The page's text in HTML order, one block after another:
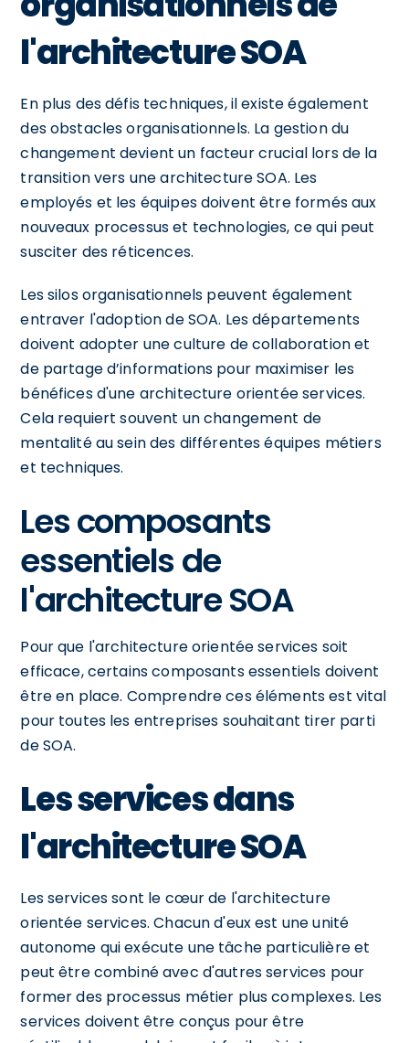
l'architecture SOA
En plus des défis techniques, il existe également
des obstacles organisationnels. La gestion du
changement devient un facteur crucial lors de la
transition vers une architecture SOA. Les
employés et les équipes doivent être formés aux
nouveaux processus et technologies, ce qui peut
susciter des réticences.
Les silos organisationnels peuvent également
entraver l'adoption de SOA. Les départements
doivent adopter une culture de collaboration et
de partage d’informations pour maximiser les
bénéfices d'une architecture orientée services.
Cela requiert souvent un changement de
mentalité au sein des différentes équipes métiers
et techniques.
Les composants
essentiels de
l'architecture SOA
Pour que l'architecture orientée services soit
efficace, certains composants essentiels doivent
être en place. Comprendre ces éléments est vital
pour toutes les entreprises souhaitant tirer parti
de SOA.
Les services dans
l'architecture SOA
Les services sont le cœur de l'architecture
orientée services. Chacun d'eux est une unité
autonome qui exécute une tâche particulière et
peut être combiné avec d'autres services pour
former des processus métier plus complexes. Les
services doivent être conçus pour être